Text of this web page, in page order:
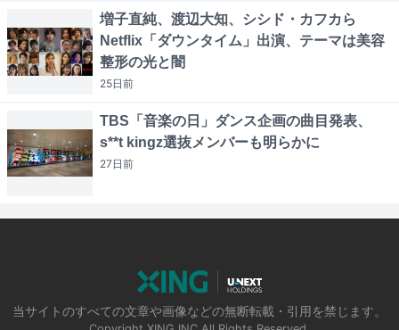
増子直純、渡辺大知、シシド・カフカら
Netflix「ダウンタイム」出演、テーマは美容
整形の光と闇
25日前
TBS「音楽の日」ダンス企画の曲目発表、
s**t kingz選抜メンバーも明らかに
27日前
当サイトのすべての文章や画像などの無断転載・引用を禁じます。